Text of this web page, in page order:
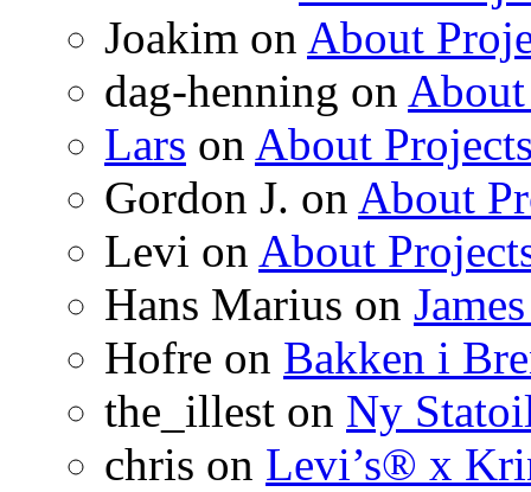
Joakim on About
dag-henning on
Lars on About
Gordon J. on About
Levi on About
Hans Marius on
Hofre on Bakken i
the_illest on Ny
chris on Levi’s® x